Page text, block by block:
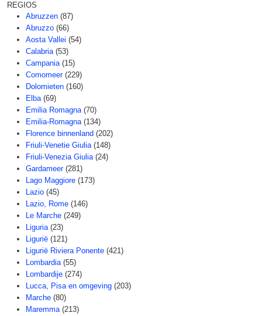
REGIOS
Abruzzen (87)
Abruzzo (66)
Aosta Vallei (54)
Calabria (53)
Campania (15)
Comomeer (229)
Dolomieten (160)
Elba (69)
Emilia Romagna (70)
Emilia-Romagna (134)
Florence binnenland (202)
Friuli-Venetie Giulia (148)
Friuli-Venezia Giulia (24)
Gardameer (281)
Lago Maggiore (173)
Lazio (45)
Lazio, Rome (146)
Le Marche (249)
Liguria (23)
Ligurië (121)
Ligurië Riviera Ponente (421)
Lombardia (55)
Lombardije (274)
Lucca, Pisa en omgeving (203)
Marche (80)
Maremma (213)